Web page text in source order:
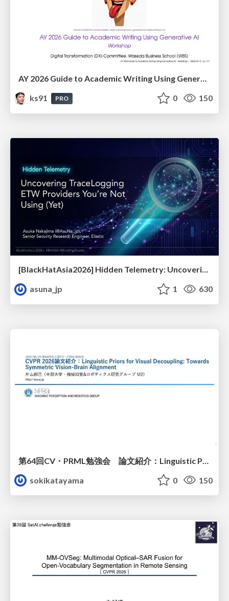
ks91
PRO 0 150
[BlackHatAsia2026] Hidden Telemetry: Uncovering TraceLogging ETW Providers You're Not Using (Yet)
asuna_jp
1 630
sokikatayama
0 150